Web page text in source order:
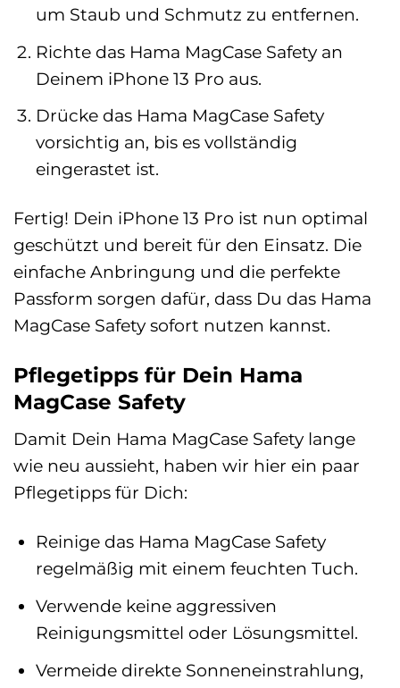
um Staub und Schmutz zu entfernen.
Richte das Hama MagCase Safety an
Deinem iPhone 13 Pro aus.
Drücke das Hama MagCase Safety
vorsichtig an, bis es vollständig
eingerastet ist.
Fertig! Dein iPhone 13 Pro ist nun optimal
geschützt und bereit für den Einsatz. Die
einfache Anbringung und die perfekte
Passform sorgen dafür, dass Du das Hama
MagCase Safety sofort nutzen kannst.
Pflegetipps für Dein Hama
MagCase Safety
Damit Dein Hama MagCase Safety lange
wie neu aussieht, haben wir hier ein paar
Pflegetipps für Dich:
Reinige das Hama MagCase Safety
regelmäßig mit einem feuchten Tuch.
Verwende keine aggressiven
Reinigungsmittel oder Lösungsmittel.
Vermeide direkte Sonneneinstrahlung,